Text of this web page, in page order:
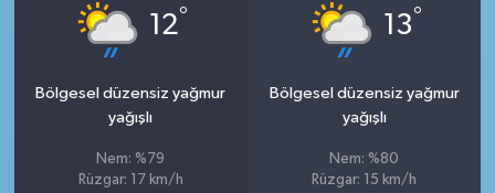
12°
Bölgesel düzensiz yağmur
yağışlı
Nem: %79
Rüzgar: 17 km/h
13°
Bölgesel düzensiz yağmur
yağışlı
Nem: %80
Rüzgar: 15 km/h